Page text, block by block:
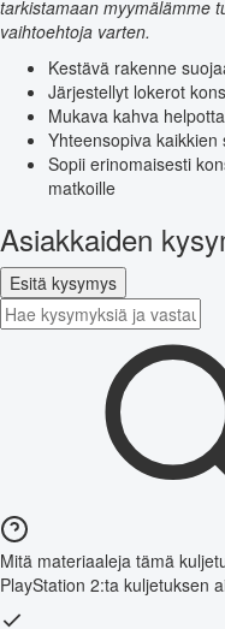
tarkistamaan myymälämme
vaihtoehtoja varten.
Kestävä rakenne
Järjestellyt lokerot
Mukava kahva
Yhteensopiva
Sopii erinomaisesti
matkoille
Asiakkaiden
Esitä kysymys
Mitä materiaaleja tämä
PlayStation 2:ta kuljetuksen